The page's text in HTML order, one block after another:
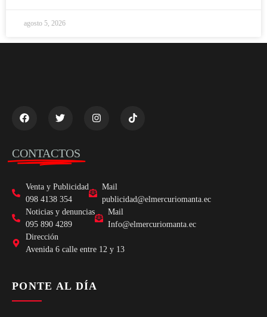
agosto 5, 2026
CONTACTOS
Venta y Publicidad
098 4138 354
Mail
publicidad@elmercuriomanta.ec
Noticias y denuncias
095 890 4289
Mail
Info@elmercuriomanta.ec
Dirección
Avenida 6 calle entre 12 y 13
PONTE AL DÍA